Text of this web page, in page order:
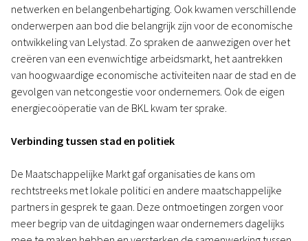
netwerken en belangenbehartiging. Ook kwamen verschillende
onderwerpen aan bod die belangrijk zijn voor de economische
ontwikkeling van Lelystad. Zo spraken de aanwezigen over het
creëren van een evenwichtige arbeidsmarkt, het aantrekken
van hoogwaardige economische activiteiten naar de stad en de
gevolgen van netcongestie voor ondernemers. Ook de eigen
energiecoöperatie van de BKL kwam ter sprake.
Verbinding tussen stad en politiek
De Maatschappelijke Markt gaf organisaties de kans om
rechtstreeks met lokale politici en andere maatschappelijke
partners in gesprek te gaan. Deze ontmoetingen zorgen voor
meer begrip van de uitdagingen waar ondernemers dagelijks